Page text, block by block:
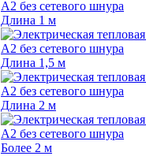
Длина 1 м
Длина 1,5 м
Длина 2 м
Более 2 м